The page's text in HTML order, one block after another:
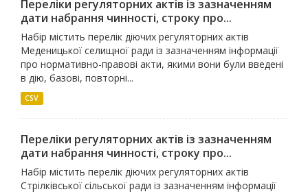
Переліки регуляторних актів із зазначенням
дати набрання чинності, строку про...
Набір містить перелік діючих регуляторних актів
Меденицької селищної ради із зазначенням інформації
про нормативно-правові акти, якими вони були введені
в дію, базові, повторні...
CSV
Переліки регуляторних актів із зазначенням
дати набрання чинності, строку про...
Набір містить перелік діючих регуляторних актів
Стрілківської сільської ради із зазначенням інформації